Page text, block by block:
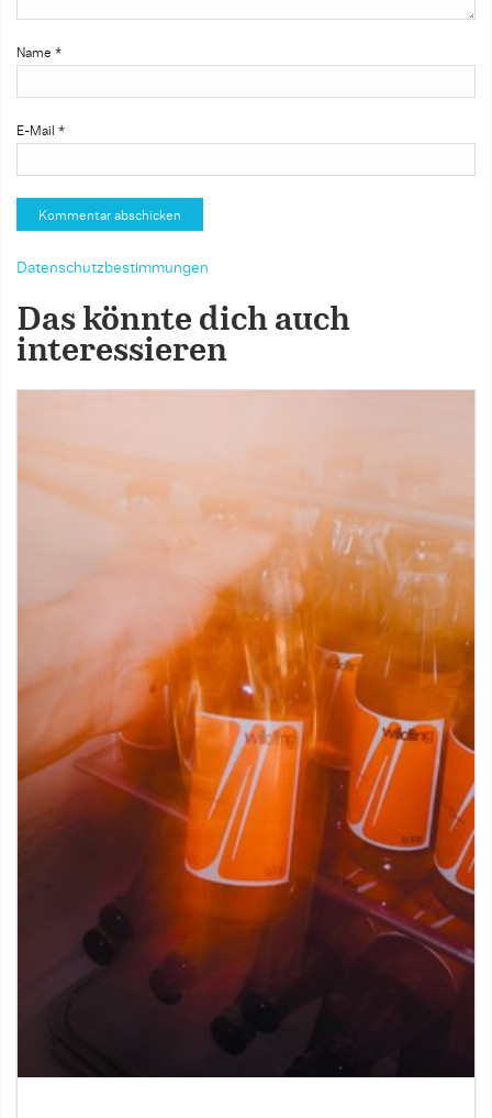
Name *
E-Mail *
Datenschutzbestimmungen
Das könnte dich auch
interessieren